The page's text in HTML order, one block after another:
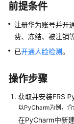
速
入
门
用
户
指
南
前提条件
注册华为账号并开
费、冻结、被注销
已开通人脸检测。
操作步骤
获取并安装FRS
以PyCharm为例，介
在PyCharm中新